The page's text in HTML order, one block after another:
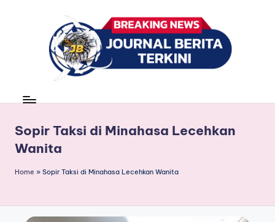
r
n
a
B
news
Sopir Taksi di Minahasa Lecehkan
Wanita
Home » Sopir Taksi di Minahasa Lecehkan Wanita